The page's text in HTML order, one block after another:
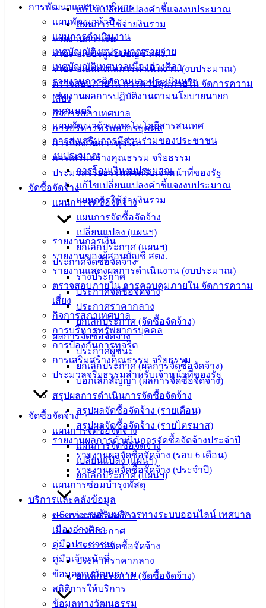
แก้ไขเปลี่ยนแปลงคำชี้แจงงบประมาณ
แผนการใช้จ่ายงินรวม
รายงานการเงิน
รายงานของผู้สอบบัญชี สตง.
รายงานแสดงผลการดำเนินงาน (งบประมาณ)
ตรวจสอบภายใน การควบคุมภายใน จัดการความ
เสี่ยง
กิจการสภาเทศบาล
การบริหารทรัพยากรบุคคล
การป้องกันการทุจริต
การเสริมสร้างคุณธรรม จริยธรรม
ประมวลจริยธรรมสำหรับเจ้าหน้าที่ของรัฐ
จัดซื้อจัดจ้าง
แผนการจัดซื้อจัดจ้าง
แผนการจัดซื้อจัดจ้าง
เปลี่ยนแปลง (แผนฯ)
ยกเลิกประกาศ (แผนฯ)
ประกาศจัดซื้อจัดจ้าง
ร่างประกาศ
ประกาศจัดซื้อจัดจ้าง
ประกาศราคากลาง
ยกเลิกประกาศ (จัดซื้อจัดจ้าง)
ผลการจัดซื้อจัดจ้าง
ประกาศผู้ชนะ
ยกเลิกประกาศ (ผลการจัดซื้อจัดจ้าง)
บอกเลิกสัญญา (ผลการจัดซื้อจัดจ้าง)
สรุปผลการดำเนินการจัดซื้อจัดจ้าง
สรุปผลจัดซื้อจัดจ้าง (รายเดือน)
สรุปผลจัดซื้อจัดจ้าง (รายไตรมาส)
รายงานผลการดำเนินการจัดซื้อจัดจ้างประจำปี
รายงานผลจัดซื้อจัดจ้าง (รอบ 6 เดือน)
รายงานผลจัดซื้อจัดจ้าง (ประจำปี)
แผนการซ่อมบำรุงพัสดุ
บริการและคลังข้อมูล
e-Service ขอรับบริการทางระบบออนไลน์ เทศบาล
เมืองอ่างศิลา
คู่มือประชาชน
คู่มือเจ้าหน้าที่
ข้อมูลทางวัฒนธรรม
สถิติการให้บริการ
ข้อมูลทางวัฒนธรรม
การพัฒนาและการบริหาร
แผนพัฒนาห้าปี
แผนการดำเนินงาน
เทศบัญญัติงบประมาณรายจ่าย
เทศบัญญัติเทศบาลเมืองอ่างศิลา
รายงานการติดตามและประเมินผลฯ
รายงานผลการปฏิบัติงานตามนโยบายนายก
เทศมนตรี
แผนพัฒนาด้านเทคโนโลยีสารสนเทศ
การส่งเสริมการมีส่วนร่วมของประชาชน
งบประมาณ
การโอนเงินงบประมาณ
แก้ไขเปลี่ยนแปลงคำชี้แจงงบประมาณ
แผนการใช้จ่ายงินรวม
รายงานการเงิน
รายงานของผู้สอบบัญชี สตง.
รายงานแสดงผลการดำเนินงาน (งบประมาณ)
ตรวจสอบภายใน การควบคุมภายใน จัดการความ
เสี่ยง
กิจการสภาเทศบาล
การบริหารทรัพยากรบุคคล
การป้องกันการทุจริต
การเสริมสร้างคุณธรรม จริยธรรม
ประมวลจริยธรรมสำหรับเจ้าหน้าที่ของรัฐ
จัดซื้อจัดจ้าง
แผนการจัดซื้อจัดจ้าง
แผนการจัดซื้อจัดจ้าง
เปลี่ยนแปลง (แผนฯ)
ยกเลิกประกาศ (แผนฯ)
ประกาศจัดซื้อจัดจ้าง
ร่างประกาศ
ประกาศจัดซื้อจัดจ้าง
ประกาศราคากลาง
ยกเลิกประกาศ (จัดซื้อจัดจ้าง)
อ.เมือง จ.ชลบุรี
038-
142-100-104
บริการ
ประชาชน
ดาวน์โหลด
แบบ
เอกสาร
ประชาชน/
คู่มือการ
ปฏิบัติ
งาน
ข่าวสาร
ศุนย์
ข้อมูล
ข่าวสาร
อิเล็กทรอนิกส์
องค์
ความรู้
(Knowledge
Management)
สายตรง
ประวัติ
เทศบาล
ผู้บริหาร
หัวหน้า